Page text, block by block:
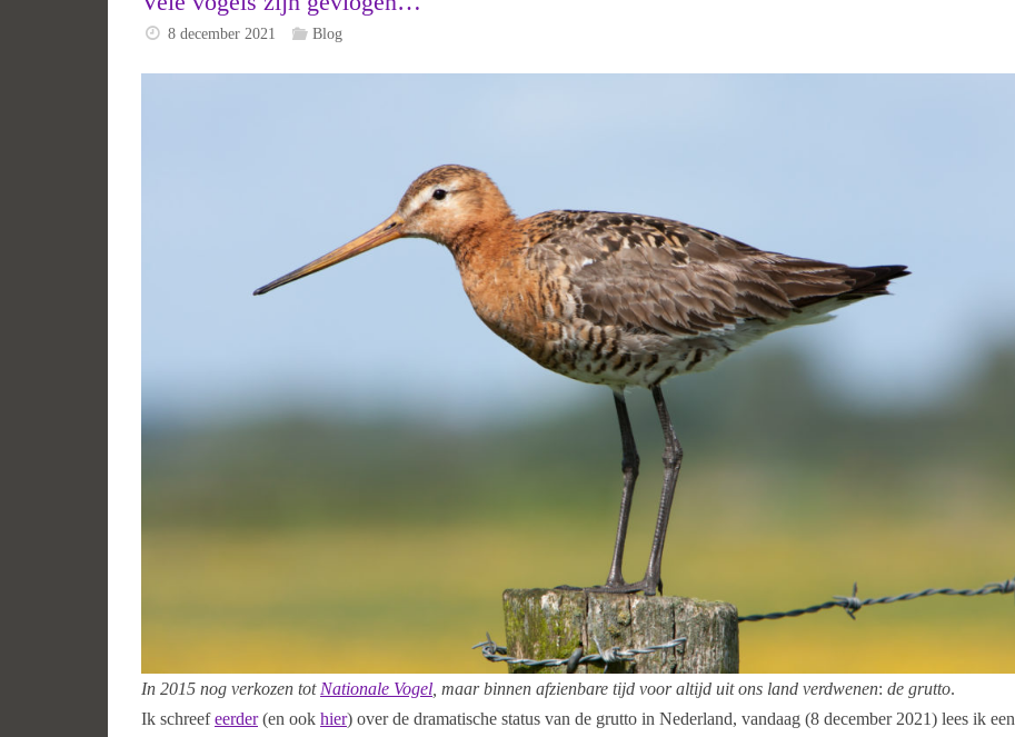
8 december 2021 Blog
In 2015 nog verkozen tot Nationale Vogel , maar binnen afzienbare tijd voor altijd uit ons land verdwenen: de grutto.
Ik schreefeerder(en ook hier) over de dramatische status van de grutto in Nederland, vandaag (8 december 2021) lees ik een